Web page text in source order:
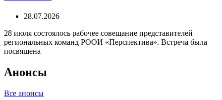
28.07.2026
28 июля состоялось рабочее совещание представителей
региональных команд РООИ «Перспектива». Встреча была
посвящена
Анонсы
Все анонсы